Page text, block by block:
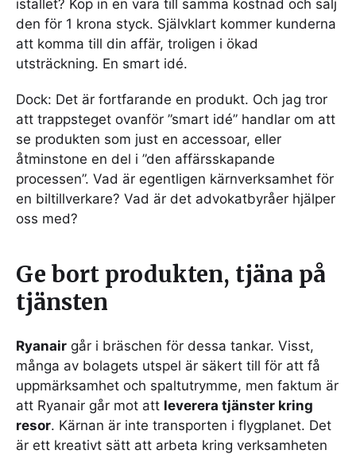
istället? Köp in en vara till samma kostnad och sälj
den för 1 krona styck. Självklart kommer kunderna
att komma till din affär, troligen i ökad
utsträckning. En smart idé.
Dock: Det är fortfarande en produkt. Och jag tror
att trappsteget ovanför ”smart idé” handlar om att
se produkten som just en accessoar, eller
åtminstone en del i ”den affärsskapande
processen”. Vad är egentligen kärnverksamhet för
en biltillverkare? Vad är det advokatbyråer hjälper
oss med?
Ge bort produkten, tjäna på
tjänsten
Ryanair går i bräschen för dessa tankar. Visst,
många av bolagets utspel är säkert till för att få
uppmärksamhet och spaltutrymme, men faktum är
att Ryanair går mot att leverera tjänster kring
resor. Kärnan är inte transporten i flygplanet. Det
är ett kreativt sätt att arbeta kring verksamheten